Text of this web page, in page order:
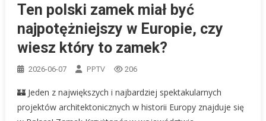
Ten polski zamek miał być
najpotężniejszy w Europie, czy
wiesz który to zamek?
2026-06-07 PPTV 206
🏰 Jeden z największych i najbardziej spektakularnych
projektów architektonicznych w historii Europy znajduje się